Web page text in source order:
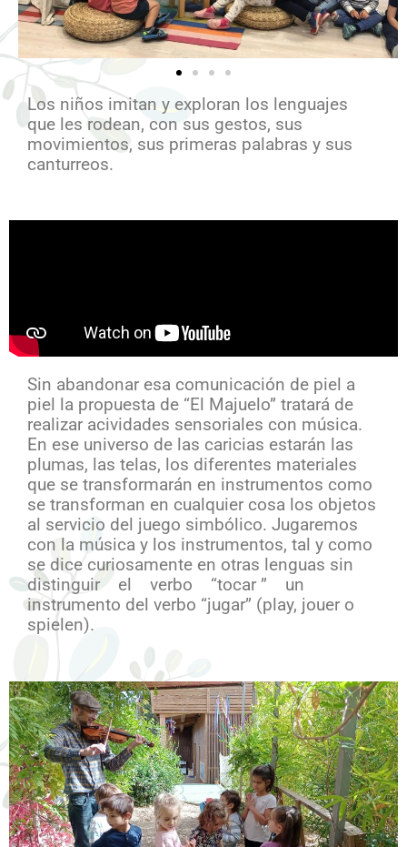
Los niños imitan y exploran los lenguajes
que les rodean, con sus gestos, sus
movimientos, sus primeras palabras y sus
canturreos.
Sin abandonar esa comunicación de piel a
piel la propuesta de “El Majuelo” tratará de
realizar acividades sensoriales con música.
En ese universo de las caricias estarán las
plumas, las telas, los diferentes materiales
que se transformarán en instrumentos como
se transforman en cualquier cosa los objetos
al servicio del juego simbólico. Jugaremos
con la música y los instrumentos, tal y como
se dice curiosamente en otras lenguas sin
distinguir el verbo “tocar ” un
instrumento del verbo “jugar” (play, jouer o
spielen).